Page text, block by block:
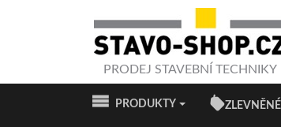
PRODEJ STAVEBNÍ TECHNIKY
PRODUKTY